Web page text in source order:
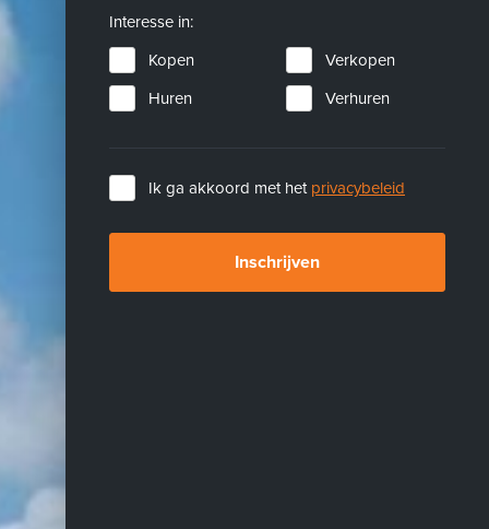
Interesse in:
Kopen
Verkopen
Huren
Verhuren
Ik ga akkoord met het privacybeleid
Inschrijven